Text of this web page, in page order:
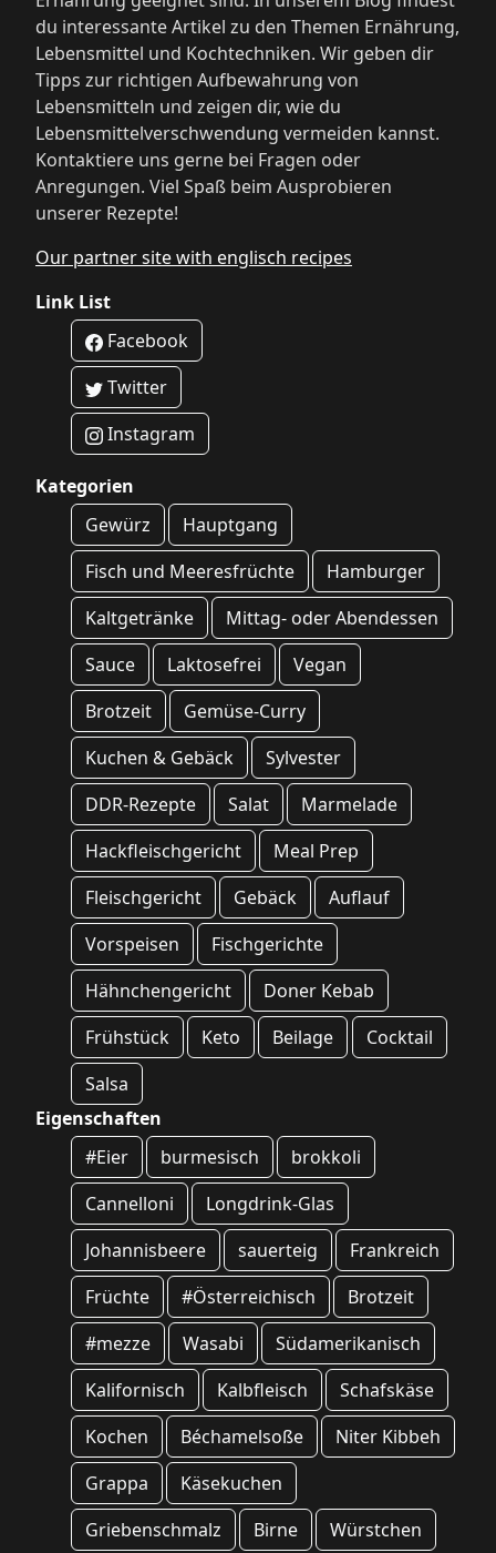
du interessante Artikel zu den Themen Ernährung,
Lebensmittel und Kochtechniken. Wir geben dir
Tipps zur richtigen Aufbewahrung von
Lebensmitteln und zeigen dir, wie du
Lebensmittelverschwendung vermeiden kannst.
Kontaktiere uns gerne bei Fragen oder
Anregungen. Viel Spaß beim Ausprobieren
unserer Rezepte!
Our partner site with englisch recipes
Link List
Facebook
Twitter
Instagram
Kategorien
Gewürz
Hauptgang
Fisch und Meeresfrüchte
Hamburger
Kaltgetränke
Mittag- oder Abendessen
Sauce
Laktosefrei
Vegan
Brotzeit
Gemüse-Curry
Kuchen & Gebäck
Sylvester
DDR-Rezepte
Salat
Marmelade
Hackfleischgericht
Meal Prep
Fleischgericht
Gebäck
Auflauf
Vorspeisen
Fischgerichte
Hähnchengericht
Doner Kebab
Frühstück
Keto Beilage
Cocktail
Salsa
Eigenschaften
#Eier
burmesisch
brokkoli
Cannelloni
Longdrink-Glas
Johannisbeere
sauerteig
Frankreich
Früchte
#Österreichisch
Brotzeit
#mezze
Wasabi
Südamerikanisch
Kalifornisch
Kalbfleisch
Schafskäse
Kochen
Béchamelsoße
Niter Kibbeh
Grappa
Käsekuchen
Griebenschmalz
Birne Würstchen